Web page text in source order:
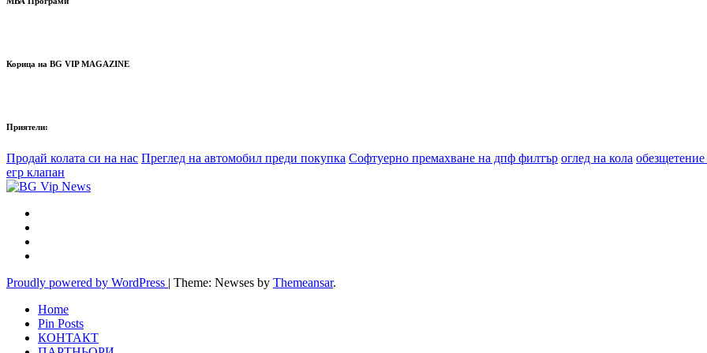
Корица на BG VIP MAGAZINE
Приятели:
Продай колата си на нас Преглед на автомобил преди покупка Софтуерно премахване на дпф филтър оглед на кола
егр клапан
Proudly powered by WordPress | Theme: Newses by Themeansar.
Home
Pin Posts
КОНТАКТ